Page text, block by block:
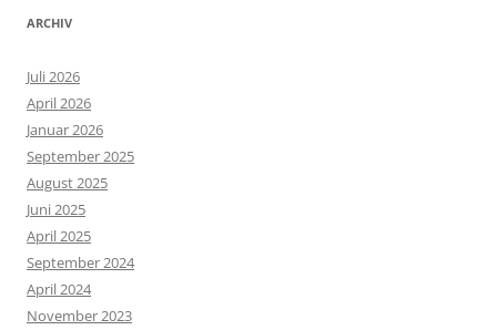
ARCHIV
Juli 2026
April 2026
Januar 2026
September 2025
August 2025
Juni 2025
April 2025
September 2024
April 2024
November 2023